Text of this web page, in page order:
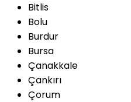
Bitlis
Bolu
Burdur
Bursa
Çanakkale
Çankırı
Çorum